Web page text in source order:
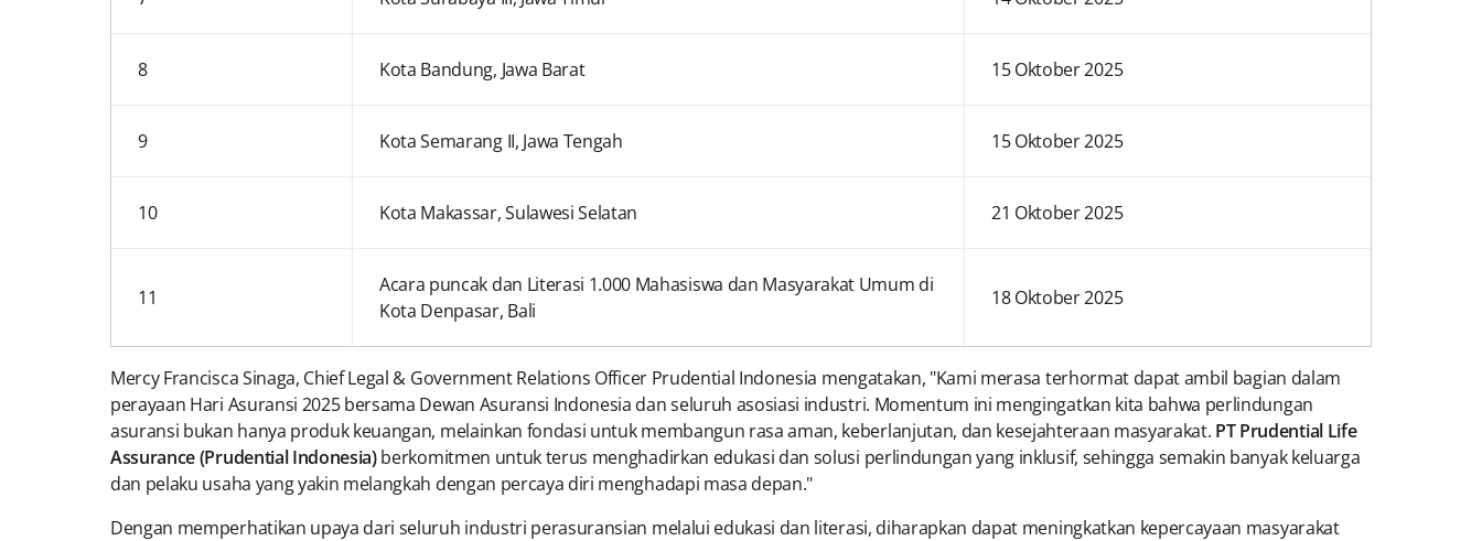
8 Kota Bandung, Jawa Barat 15 Oktober 2025
9 Kota Semarang II, Jawa Tengah 15 Oktober 2025
10 Kota Makassar, Sulawesi Selatan 21 Oktober 2025
11
Acara puncak dan Literasi 1.000 Mahasiswa dan Masyarakat Umum di
Kota Denpasar, Bali
18 Oktober 2025
Mercy Francisca Sinaga, Chief Legal & Government Relations Officer Prudential Indonesia mengatakan, "Kami merasa terhormat dapat ambil bagian dalam
perayaan Hari Asuransi 2025 bersama Dewan Asuransi Indonesia dan seluruh asosiasi industri. Momentum ini mengingatkan kita bahwa perlindungan
asuransi bukan hanya produk keuangan, melainkan fondasi untuk membangun rasa aman, keberlanjutan, dan kesejahteraan masyarakat. PT Prudential Life
Assurance (Prudential Indonesia)berkomitmen untuk terus menghadirkan edukasi dan solusi perlindungan yang inklusif, sehingga semakin banyak keluarga
dan pelaku usaha yang yakin melangkah dengan percaya diri menghadapi masa depan."
Dengan memperhatikan upaya dari seluruh industri perasuransian melalui edukasi dan literasi, diharapkan dapat meningkatkan kepercayaan masyarakat